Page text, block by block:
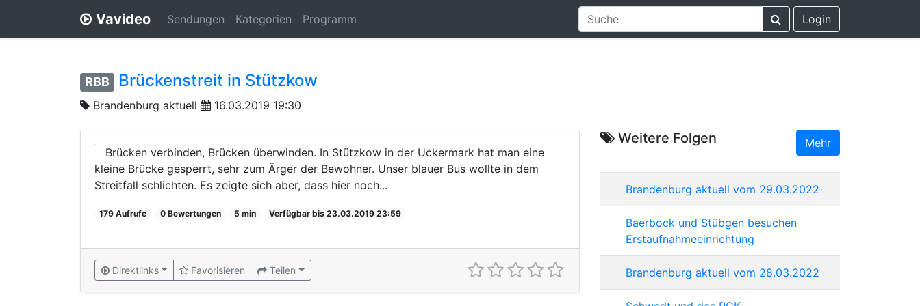
Vavideo Sendungen Kategorien Programm Login
RBB Brückenstreit in Stützkow
Brandenburg aktuell 16.03.2019 19:30
Brücken verbinden, Brücken überwinden. In Stützkow in der Uckermark hat man eine
kleine Brücke gesperrt, sehr zum Ärger der Bewohner. Unser blauer Bus wollte in dem
Streitfall schlichten. Es zeigte sich aber, dass hier noch...
179 Aufrufe 0 Bewertungen 5 min Verfügbar bis 23.03.2019 23:59
Direktlinks Favorisieren Teilen
Weitere Folgen Mehr
Brandenburg aktuell vom 29.03.2022
Baerbock und Stübgen besuchen
Erstaufnahmeeinrichtung
Brandenburg aktuell vom 28.03.2022